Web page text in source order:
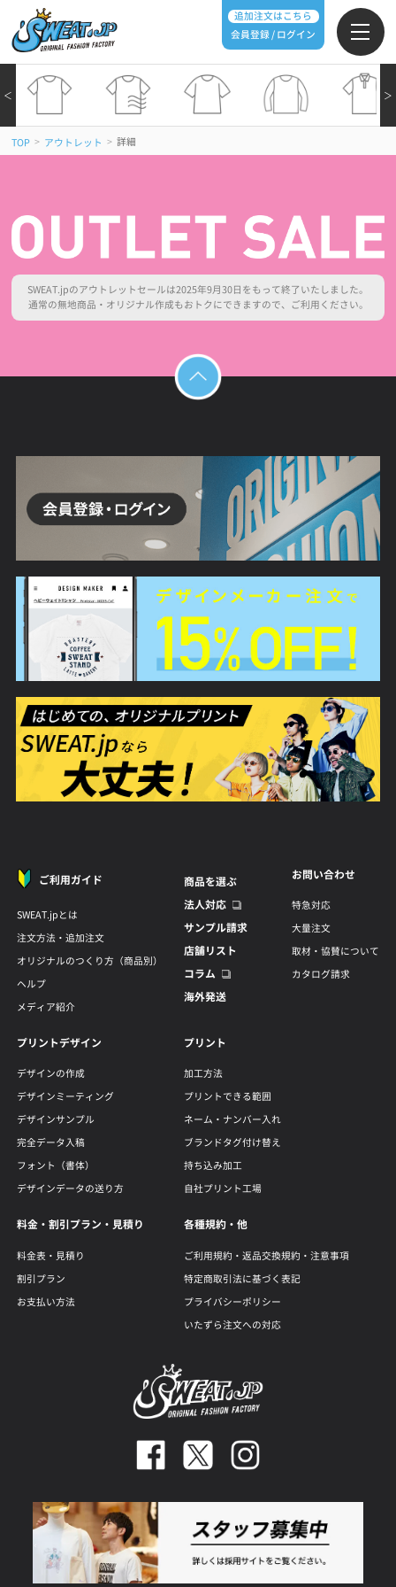
追加注文はこちら
会員登録 / ログイン
＞
＜
TOP > アウトレット > 詳細
SWEAT.jpのアウトレットセールは2025年9月30日をもって終了いたしました。
通常の無地商品・オリジナル作成もおトクにできますので、ご利用ください。
ご利用ガイド
SWEAT.jpとは
注文方法・追加注文
オリジナルのつくり方（商品別）
ヘルプ
メディア紹介
商品を選ぶ
法人対応
サンプル請求
店舗リスト
コラム
海外発送
お問い合わせ
特急対応
大量注文
取材・協賛について
カタログ請求
プリントデザイン
デザインの作成
デザインミーティング
デザインサンプル
完全データ入稿
フォント（書体）
デザインデータの送り方
プリント
加工方法
プリントできる範囲
ネーム・ナンバー入れ
ブランドタグ付け替え
持ち込み加工
自社プリント工場
料金・割引プラン・見積り
料金表・見積り
割引プラン
お支払い方法
各種規約・他
ご利用規約・返品交換規約・注意事項
特定商取引法に基づく表記
プライバシーポリシー
いたずら注文への対応